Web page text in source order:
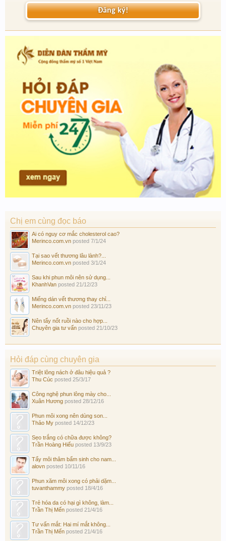
Đăng ký!
Chị em cùng đọc báo
Ai có nguy cơ mắc cholesterol cao?
Merinco.com.vn posted 7/1/24
Tại sao vết thương lâu lành?...
Merinco.com.vn posted 3/1/24
Sau khi phun môi nên sử dụng...
KhanhVan posted 21/12/23
Miếng dán vết thương thay chỉ...
Merinco.com.vn posted 23/11/23
Nên tẩy nốt ruồi nào cho hợp...
Chuyên gia tư vấn posted 21/10/23
Hỏi đáp cùng chuyên gia
Triệt lông nách ở đâu hiệu quả ?
Thu Cúc posted 25/3/17
Công nghệ phun lông mày cho...
Xuân Hương posted 28/12/16
Phun môi xong nên dùng son...
Thảo My posted 14/12/23
Sẹo trắng có chữa được không?
Trần Hoàng Hiếu posted 13/9/23
Tẩy môi thâm bẩm sinh cho nam...
alovn posted 10/11/16
Phun xăm môi xong có phải dặm...
tuvanthammy posted 18/4/16
Trẻ hóa da có hại gì không, làm...
Trần Thị Mến posted 21/4/16
Tư vấn mắt: Hai mí mắt không...
Trần Thị Mến posted 21/4/16